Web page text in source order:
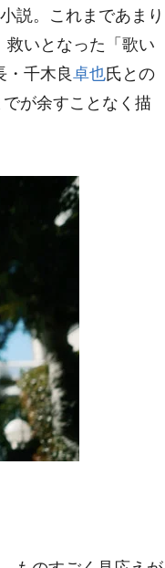
説。これまであまり
救いとなった「歌い
・千木良卓也氏との
が余すことなく描